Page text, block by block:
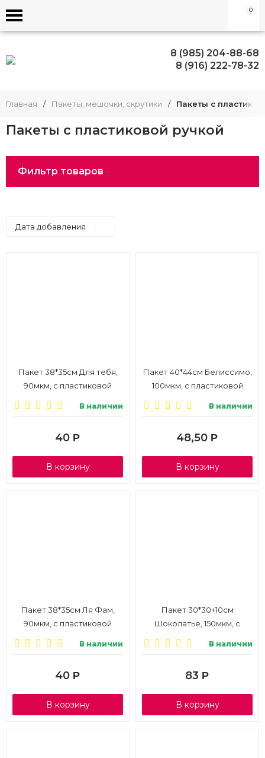
0
8 (985) 204-88-68
8 (916) 222-78-32
Главная / Пакеты, мешочки, скрутики / Пакеты с
Пакеты с пластиковой ручкой
Фильтр товаров
Дата добавления
Пакет 38*35см Для тебя,
90мкм, с пластиковой
В наличии
40 Р
В корзину
Пакет 40*44см Белиссимо,
100мкм, с пластиковой
В наличии
48,50 Р
В корзину
Пакет 38*35см Ля Фам,
90мкм, с пластиковой
В наличии
40 Р
В корзину
Пакет 30*30+10см
Шоколатье, 150мкм, с
В наличии
83 Р
В корзину